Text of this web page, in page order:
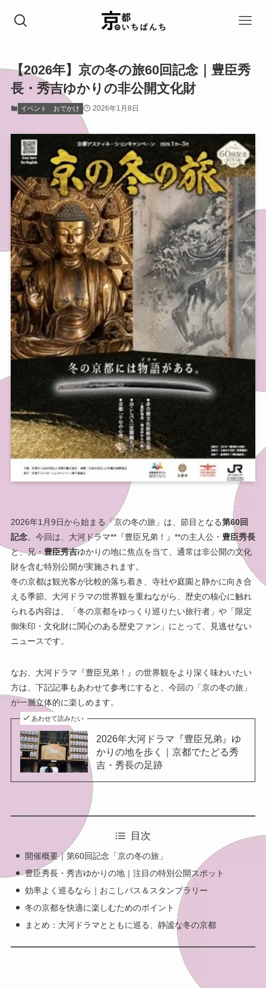
【2026年】京の冬の旅60回記念｜豊臣秀
長・秀吉ゆかりの非公開文化財
イベント おでかけ 2026年1月8日
2026年1月9日から始まる「京の冬の旅」は、節目となる第60回
記念。今回は、大河ドラマ**『豊臣兄弟！』**の主人公・ 豊臣秀長
と、兄・豊臣秀吉ゆかりの地に焦点を当て、通常は非公開の文化
財を含む特別公開が実施されます。
冬の京都は観光客が比較的落ち着き、寺社や庭園と静かに向き合
える季節。大河ドラマの世界観を重ねながら、歴史の核心に触れ
られる内容は、「冬の京都をゆっくり巡りたい旅行者」や「限定
御朱印・文化財に関心のある歴史ファン」にとって、見逃せない
ニュースです。
なお、大河ドラマ『豊臣兄弟！』の世界観をより深く味わいたい
方は、下記記事もあわせて参考にすると、今回の「京の冬の旅」
が一層立体的に楽しめます。
あわせて読みたい
2026年大河ドラマ『豊臣兄弟』ゆ
かりの地を歩く｜京都でたどる秀
吉・秀長の足跡
目次
開催概要｜第60回記念「京の冬の旅」
豊臣秀長・秀吉ゆかりの地｜注目の特別公開スポット
効率よく巡るなら｜おこしバス＆スタンプラリー
冬の京都を快適に楽しむためのポイント
まとめ：大河ドラマとともに巡る、静謐な冬の京都